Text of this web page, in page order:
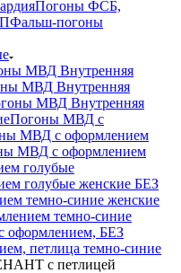
Погоны ФСБ,
Фальш-погоны
МВД Внутренняя
МВД Внутренняя
МВД Внутренняя
Погоны МВД с
МВД с оформлением
МВД с оформлением
голубые
голубые женские БЕЗ
темно-синие женские
темно-синие
БЕЗ
петлица темно-синие
с петлицей